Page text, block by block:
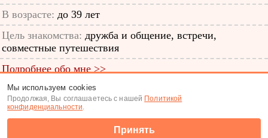
В возрасте: до 39 лет
Цель знакомства: дружба и общение, встречи,
совместные путешествия
Подробнее обо мне >>
ID анкеты: 65158915
Знакомства|Поиск анкет
Мы используем cookies
Продолжая, Вы соглашаетесь с нашей Политикой
конфиденциальности.
Принять